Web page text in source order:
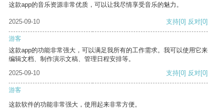
这款app的音乐资源非常优质，可以让我尽情享受音乐的魅力。
2025-09-10 支持[0] 反对[0]
游客
这款app的功能非常强大，可以满足我所有的工作需求。我可以使用它来
编辑文档、制作演示文稿、管理日程安排等。
2025-09-10
支持[0] 反对[0]
游客
这款软件的功能非常强大，使用起来非常方便。